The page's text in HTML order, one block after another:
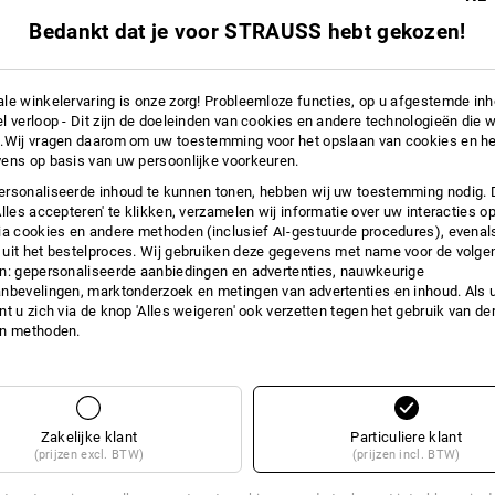
1xPU-microhandschoenen Comfort
Maat: S
1x Nitril handschoenen Flexible
kleur: zwart, Maat: S
!!! Seizoensartikel !!! Levering
KLEURBEGELEIDINGSSYSTEEM
MAAT EEN BAND IN EEN
Bedankt dat je voor STRAUSS hebt gekozen!
winkelervaring is onze zorg! Probleemloze functies, op u afgestemde
verloop - Dit zijn de doeleinden van cookies en andere technologieën die
vragen daarom om uw toestemming voor het opslaan van cookies en
op basis van uw persoonlijke voorkeuren.
inhoud te kunnen tonen, hebben wij uw toestemming nodig.
accepteren' te klikken, verzamelen wij informatie over uw interacties
cookies en andere methoden (inclusief AI-gestuurde procedures),
het bestelproces. Wij gebruiken deze gegevens met name voor de
gepersonaliseerde aanbiedingen en advertenties, nauwkeurige
marktonderzoek en metingen van advertenties en inhoud. Als
u zich via de knop 'Alles weigeren' ook verzetten tegen het gebruik van
methoden.
Zakelijke klant
(prijzen excl. BTW)
Particuliere klant
(prijzen incl. BTW)